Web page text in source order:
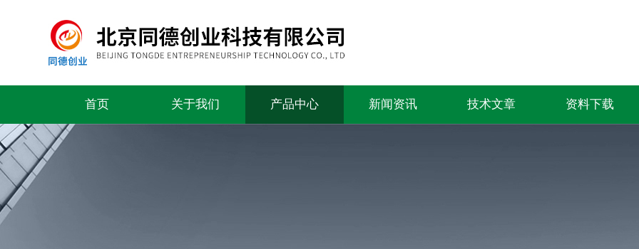
首页 关于我们 产品中心 新闻资讯 技术文章 资料下载